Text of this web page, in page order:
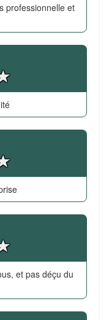
professionnelle et
et pas déçu du